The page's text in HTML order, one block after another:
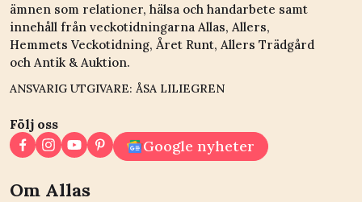
ämnen som relationer, hälsa och handarbete samt
innehåll från veckotidningarna Allas, Allers,
Hemmets Veckotidning, Året Runt, Allers Trädgård
och Antik & Auktion.
ANSVARIG UTGIVARE: ÅSA LILIEGREN
Följ oss
Google nyheter
Om Allas